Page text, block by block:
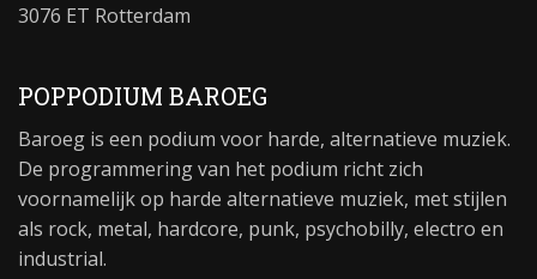
3076 ET Rotterdam
POPPODIUM BAROEG
Baroeg is een podium voor harde, alternatieve muziek.
De programmering van het podium richt zich
voornamelijk op harde alternatieve muziek, met stijlen
als rock, metal, hardcore, punk, psychobilly, electro en
industrial.